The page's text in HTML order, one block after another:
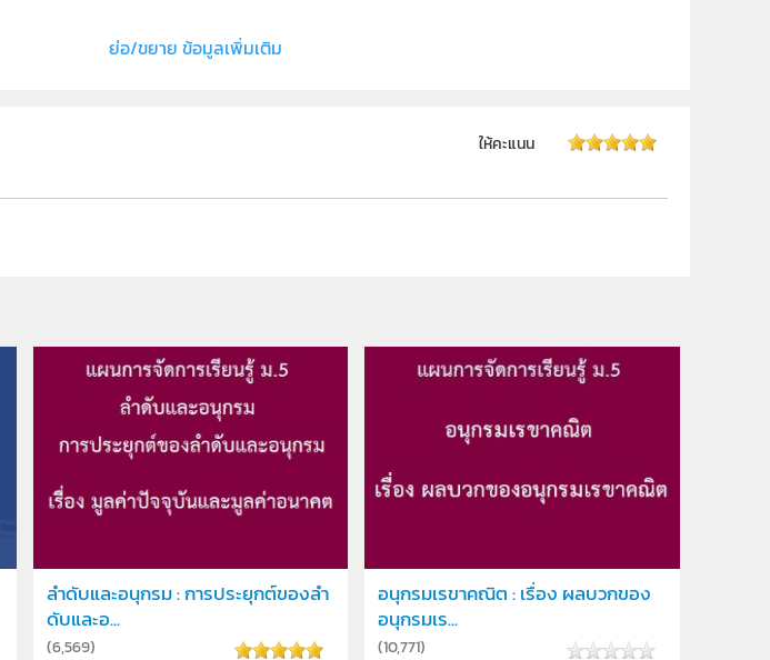
ย่อ/ขยาย ข้อมูลเพิ่มเติม
ให้คะแนน
ลำดับและอนุกรม : การประยุกต์ของลำ
ดับและอ...
(6,569)
อนุกรมเรขาคณิต : เรื่อง ผลบวกของ
อนุกรมเร...
(10,771)